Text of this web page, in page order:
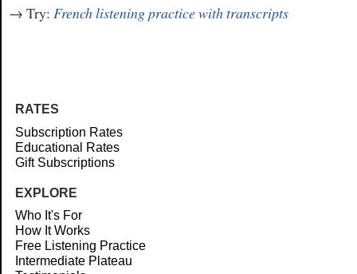
→ Try: French listening practice with transcripts
RATES
Subscription Rates
Educational Rates
Gift Subscriptions
EXPLORE
Who It's For
How It Works
Free Listening Practice
Intermediate Plateau